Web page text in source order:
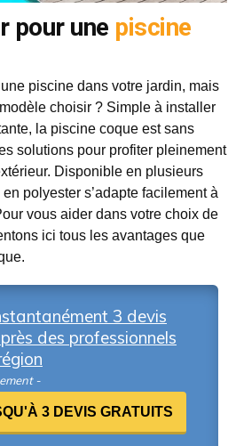
pour une piscine
piscine dans votre jardin, mais
choisir ? Simple à installer
la piscine coque est sans
solutions pour profiter pleinement
Disponible en plusieurs
polyester s’adapte facilement à
vous aider dans votre choix de
ici tous les avantages que
3 devis
des professionnels
-
3 DEVIS GRATUITS